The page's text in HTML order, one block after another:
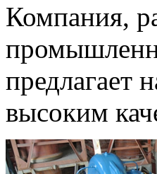
Компания,
предлагает
высоким